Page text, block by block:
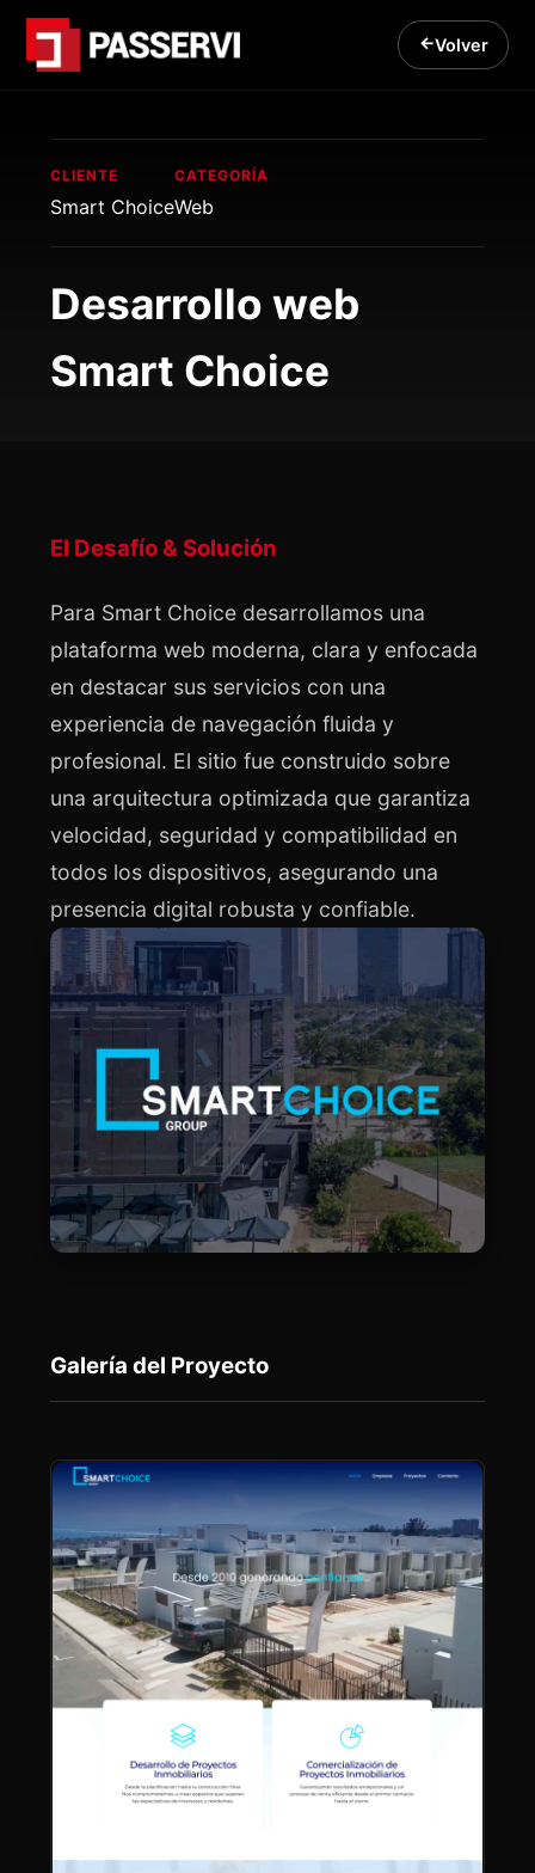
Volver
CLIENTE
Smart Choice
CATEGORÍA
Web
Desarrollo web
Smart Choice
El Desafío & Solución
Para Smart Choice desarrollamos una
plataforma web moderna, clara y enfocada
en destacar sus servicios con una
experiencia de navegación fluida y
profesional. El sitio fue construido sobre
una arquitectura optimizada que garantiza
velocidad, seguridad y compatibilidad en
todos los dispositivos, asegurando una
presencia digital robusta y confiable.
Galería del Proyecto